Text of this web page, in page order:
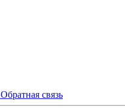
Обратная связь